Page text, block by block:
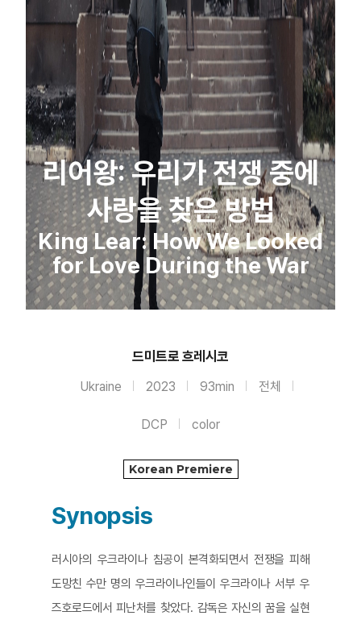
리어왕: 우리가 전쟁 중에
사랑을 찾은 방법
King Lear: How We Looked
for Love During the War
드미트로 흐레시코
Ukraine 2023 93min 전체
DCP color
Korean Premiere
Synopsis
러시아의 우크라이나 침공이 본격화되면서 전쟁을 피해
도망친 수만 명의 우크라이나인들이 우크라이나 서부 우
즈호로드에서 피난처를 찾았다. 감독은 자신의 꿈을 실현